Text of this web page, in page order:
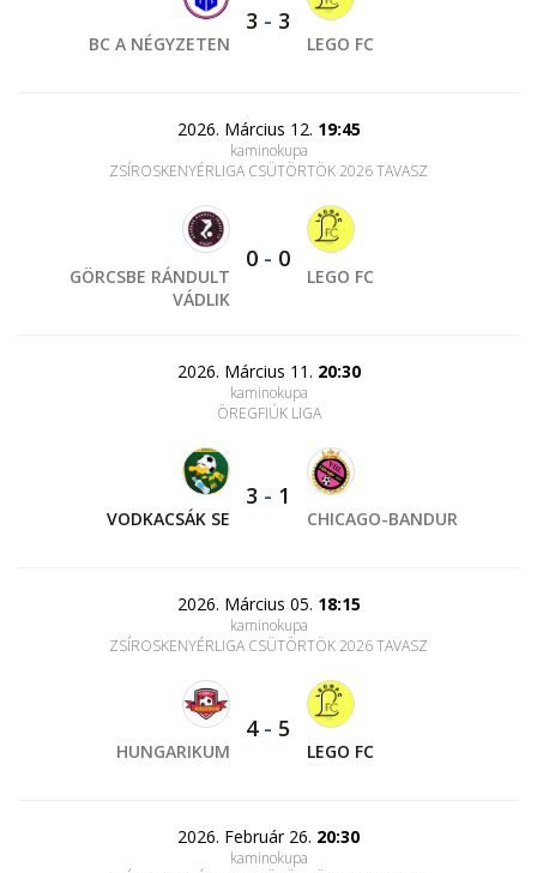
BC A NÉGYZETEN
3 - 3
LEGO FC
2026. Március 12. 19:45
kaminokupa
ZSÍROSKENYÉRLIGA CSÜTÖRTÖK 2026 TAVASZ
GÖRCSBE RÁNDULT
VÁDLIK
0 - 0
LEGO FC
2026. Március 11. 20:30
kaminokupa
ÖREGFIÚK LIGA
VODKACSÁK SE
3 - 1
CHICAGO-BANDUR
2026. Március 05. 18:15
kaminokupa
ZSÍROSKENYÉRLIGA CSÜTÖRTÖK 2026 TAVASZ
HUNGARIKUM
4- 5
LEGO FC
2026. Február 26. 20:30
kaminokupa